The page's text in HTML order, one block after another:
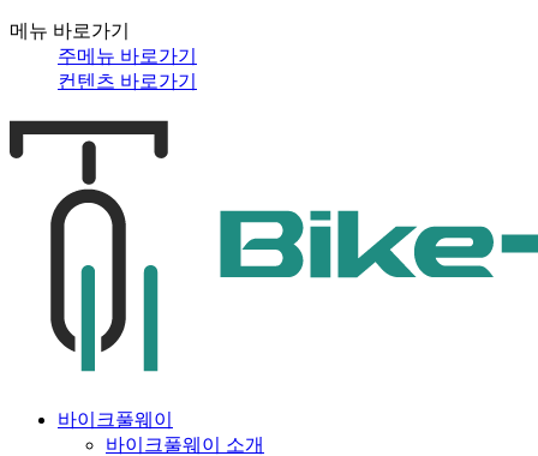
메뉴 바로가기
주메뉴 바로가기
컨텐츠 바로가기
바이크풀웨이
바이크풀웨이 소개